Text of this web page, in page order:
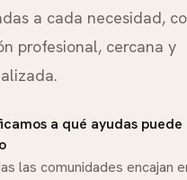
a cada necesidad,
profesional, cercana y
a qué ayudas
las comunidades encajan